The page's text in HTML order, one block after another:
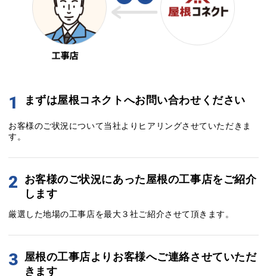
1 まずは屋根コネクトへお問い合わせください
お客様のご状況について当社よりヒアリングさせていただきま
す。
2
お客様のご状況にあった屋根の工事店をご紹介
します
厳選した地場の工事店を最大３社ご紹介させて頂きます。
3 屋根の工事店よりお客様へご連絡させていただ
きます